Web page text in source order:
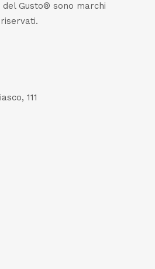
Gusto® sono marchi
111